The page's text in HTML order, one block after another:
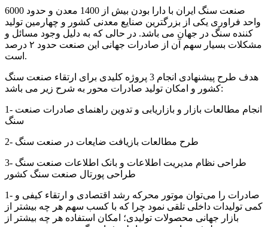
صنعت سنگ ایران با دارا بودن بیش از 1400 معدن و حدود 6000
واحد فراوری یکی از بزرگترین صنایع معدنی کشور و چهارمین تولید
کننده سنگ در جهان می باشد. در حالی که به دلیل وجود مسائل و
مشکلات بسیار سهم آن از صادرات جهانی این صنعت حدود ۲ درصد
است.
هدف طرح پیشنهادی انجام 3 پروژه کلیدی برای ارتقاء صنعت سنگ
کشور و امکان تولید صادرات محور به شرح زیر می باشد:
1- انجام مطالعات بازار و بازاریابی و تدوین راهنمای صادرات صنعت
سنگ
2- طرح مطالعات بازیافت ضایعات در صنعت سنگ
3- طراحی نظام مدیریت اطلاعات و بانک اطلاعات صنعت سنگ
طراحی پورتال صنعت سنگ کشور
1- صادرات را می‌توان موتور محرکه رشد اقتصادی و ارتقاء کیفی و
کمی تولیدات داخلی تلقی نمود چرا که با کسب سهم هر چه بیشتر از
بازار جهانی محصولات تولیدی؛ امکان استفاده هر چه بیشتر از